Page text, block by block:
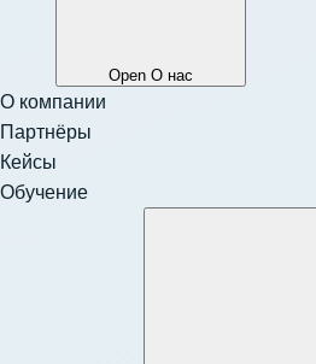
Open О нас
О компании
Партнёры
Кейсы
Обучение